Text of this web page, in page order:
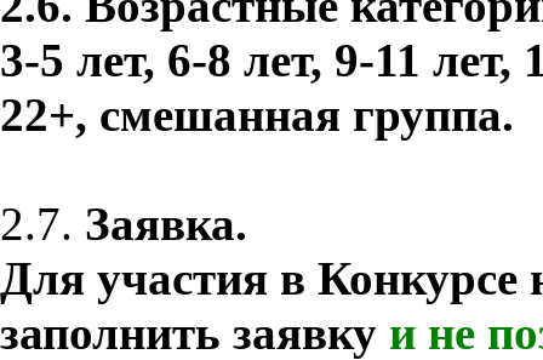
3-5 лет, 6-8 лет, 9-11 лет,
22+, смешанная группа.
2.7. Заявка.
Для участия в Конкурсе
заполнить заявку и не